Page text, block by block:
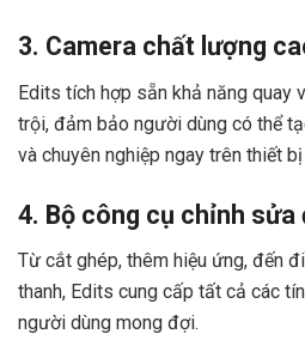
3. Camera chất lượng
Edits tích hợp sẵn khả năng
trội, đảm bảo người dùng có thể
và chuyên nghiệp ngay trên thiết
4. Bộ công cụ chỉnh sửa
Từ cắt ghép, thêm hiệu ứng, đến
thanh, Edits cung cấp tất cả các
người dùng mong đợi.